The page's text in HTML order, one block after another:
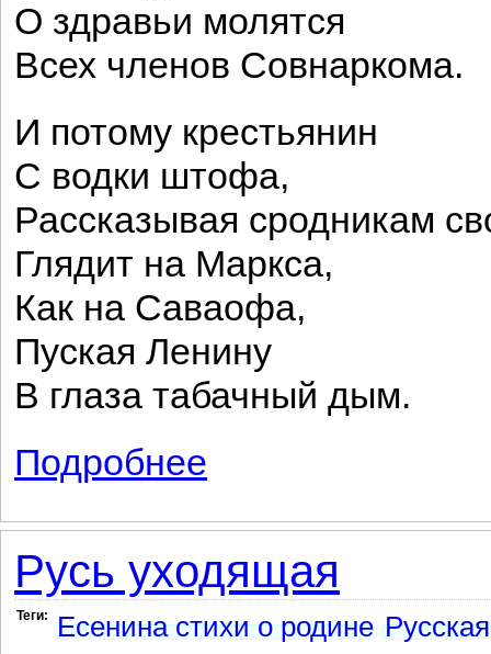
О здравьи молятся
Всех членов Совнаркома.
И потому крестьянин
С водки штофа,
Рассказывая сродникам
Глядит на Маркса,
Как на Саваофа,
Пуская Ленину
В глаза табачный дым.
Подробнее
Русь уходящая
Теги: Есенина стихи о родине